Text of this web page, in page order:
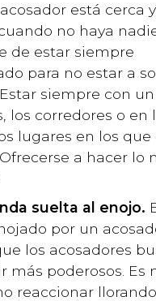
está cerca
no haya
de estar siempre
para no estar a
siempre con
los corredores o en
lugares en los que
a hacer lo
suelta al enojo.
por un
los acosadores
más poderosos. Es
reaccionar